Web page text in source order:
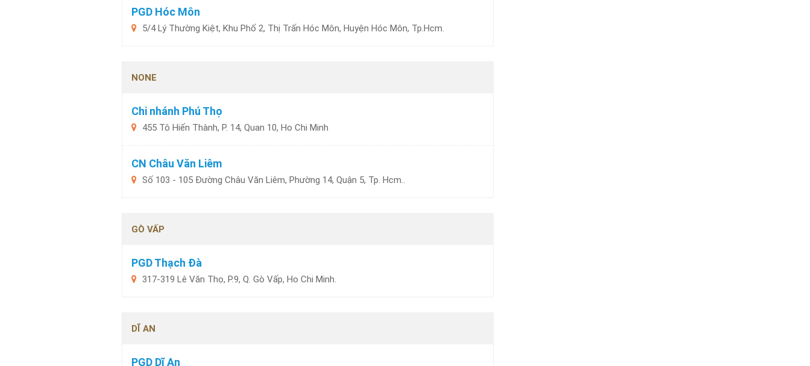
PGD Hóc Môn
5/4 Lý Thường Kiệt, Khu Phố 2, Thị Trấn Hóc Môn, Huyện Hóc Môn, Tp.Hcm.
NONE
Chi nhánh Phú Thọ
455 Tô Hiến Thành, P. 14, Quan 10, Ho Chi Minh
CN Châu Văn Liêm
Số 103 - 105 Đường Châu Văn Liêm, Phường 14, Quận 5, Tp. Hcm..
GÒ VẤP
PGD Thạch Đà
317-319 Lê Văn Thọ, P.9, Q. Gò Vấp, Ho Chi Minh.
DĨ AN
PGD Dĩ An